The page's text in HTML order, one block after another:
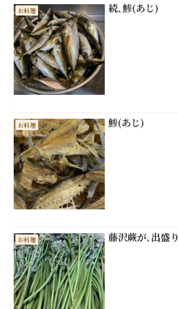
お料理 続､鯵(あじ)
お料理 鯵(あじ)
お料理 藤沢蕨が､出盛り